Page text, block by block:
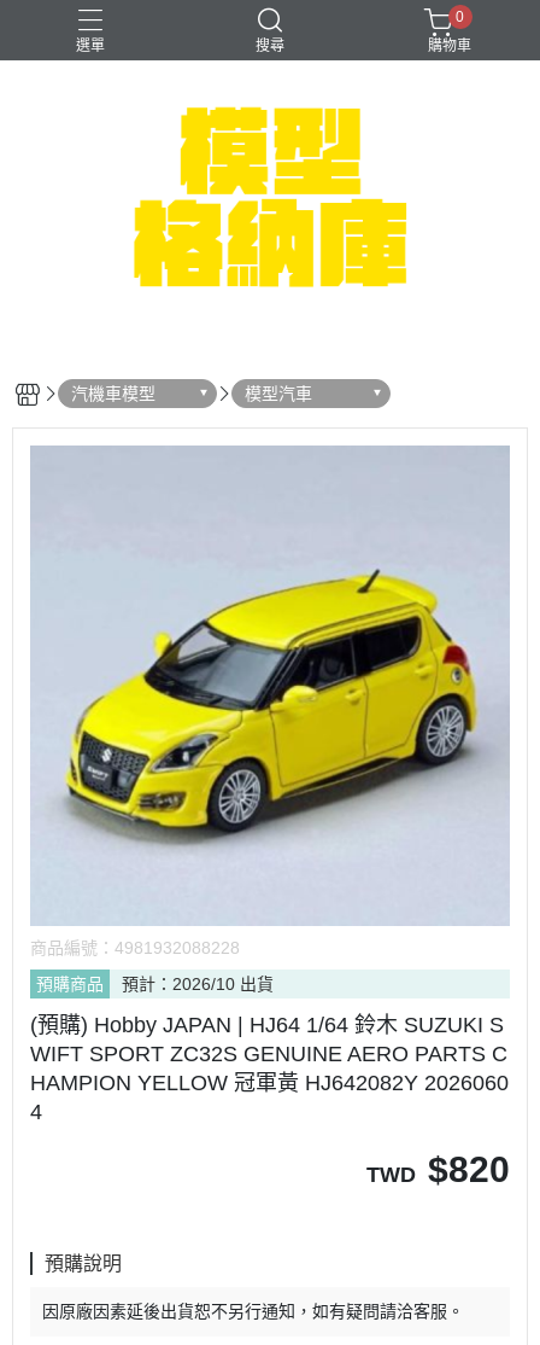
選單 搜尋
可以色色
崩壞：星穹鐵道
0
購物車
汽機車模型 模型汽車
商品編號： 4981932088228
預購商品
預計：2026/10 出貨
(預購) Hobby JAPAN | HJ64 1/64 鈴木 SUZUKI S
WIFT SPORT ZC32S GENUINE AERO PARTS C
HAMPION YELLOW 冠軍黃 HJ642082Y 2026060
4
TWD $820
預購說明
因原廠因素延後出貨恕不另行通知，如有疑問請洽客服。